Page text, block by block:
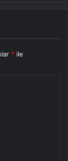
* ile